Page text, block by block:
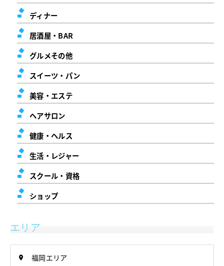
ディナー
居酒屋・BAR
グルメその他
スイーツ・パン
美容・エステ
ヘアサロン
健康・ヘルス
生活・レジャー
スクール・資格
ショップ
エリア
福岡エリア